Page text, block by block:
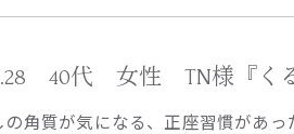
40代 女性 TN様『く
の角質が気になる、正座習慣があ